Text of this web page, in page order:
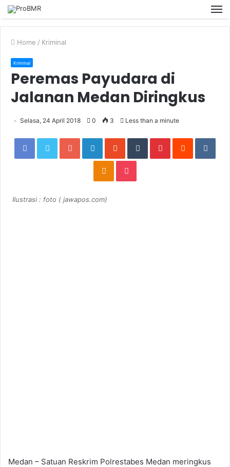
Home / Kriminal
Kriminal
Peremas Payudara di
Jalanan Medan Diringkus
Selasa, 24 April 2018 0 3 Less than a minute
FacebookTwitterGoogle+LinkedInStumbleUpon
TumblrPinterestReddit
Odnoklassniki
Pocket
Ilustrasi : foto ( jawapos.com)
Medan – Satuan Reskrim Polrestabes Medan meringkus